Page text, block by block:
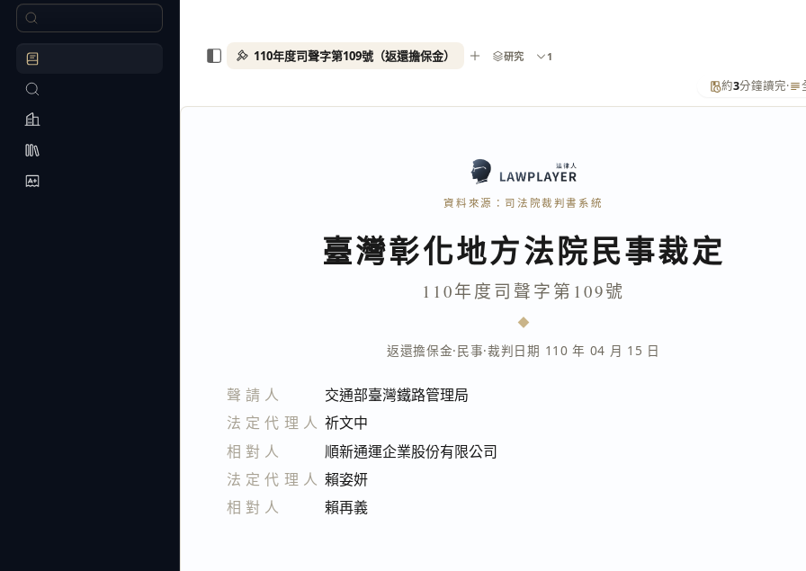
約3分鐘讀完·
資料來源：司法院裁判書系統
臺灣彰化地方法院民事裁定
110年度司聲字第109號
返還擔保金·民事·裁判日期 110 年 04 月 15 日
聲請人
交通部臺灣鐵路管理局
法定代理人 祈文中
相對人
順新通運企業股份有限公司
法定代理人 賴姿妍
相對人
賴再義
110年度司聲字第109號（返還擔保金） 研究 1